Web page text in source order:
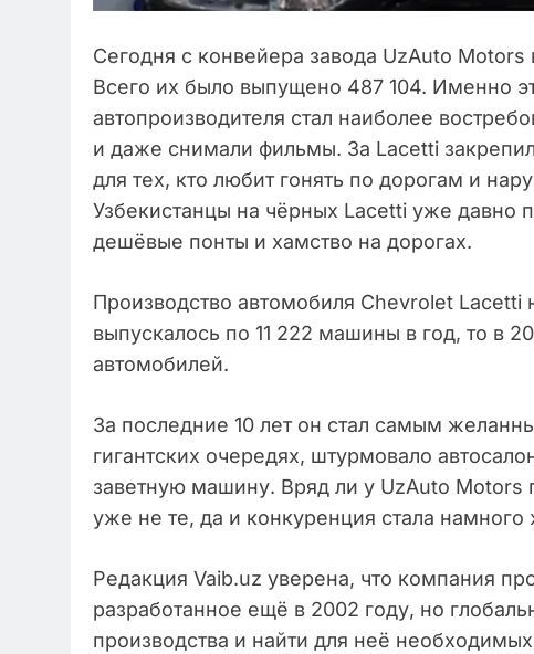
Сегодня с конвейера завода UzAuto
Всего их было выпущено 487 104. Именно
автопроизводителя стал наиболее
и даже снимали фильмы. За Lacetti
для тех, кто любит гонять по дорогам и
Узбекистанцы на чёрных Lacetti уже
дешёвые понты и хамство на дорогах.
Производство автомобиля Chevrolet Lacetti
выпускалось по 11 222 машины в год, то в
автомобилей.
За последние 10 лет он стал самым
гигантских очередях, штурмовало
заветную машину. Вряд ли у UzAuto Motors
уже не те, да и конкуренция стала намного
Редакция Vaib.uz уверена, что компания
разработанное ещё в 2002 году, но
производства и найти для неё